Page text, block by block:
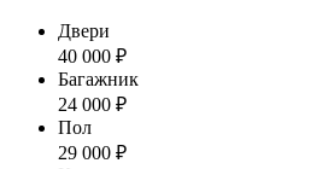
Двери
40 000 ₽
Багажник
24 000 ₽
Пол
29 000 ₽